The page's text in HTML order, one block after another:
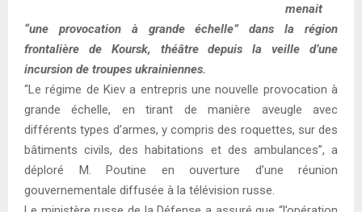
menait
“une provocation à grande échelle” dans la région
frontalière de Koursk, théâtre depuis la veille d’une
incursion de troupes ukrainiennes.
“Le régime de Kiev a entrepris une nouvelle provocation à
grande échelle, en tirant de manière aveugle avec
différents types d’armes, y compris des roquettes, sur des
bâtiments civils, des habitations et des ambulances”, a
déploré M. Poutine en ouverture d’une réunion
gouvernementale diffusée à la télévision russe.